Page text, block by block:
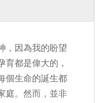
，因為我的盼望
育都是偉大的，
個生命的誕生都
庭。然而，並非